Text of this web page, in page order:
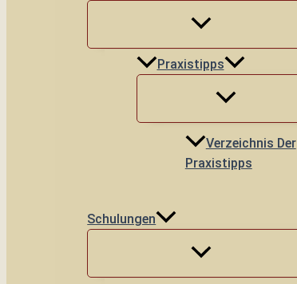
Praxistipps
Verzeichnis Der
Praxistipps
Schulungen